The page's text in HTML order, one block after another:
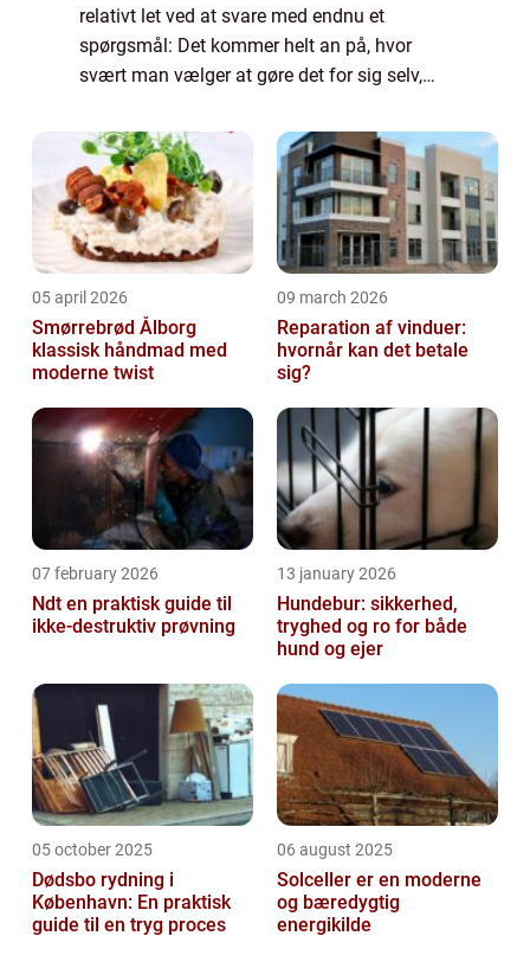
relativt let ved at svare med endnu et
spørgsmål: Det kommer helt an på, hvor
svært man vælger at gøre det for sig selv,
klart, at hvis man går efter en karriere, hvo...
05 april 2026
Smørrebrød Ålborg
klassisk håndmad med
moderne twist
09 march 2026
Reparation af vinduer:
hvornår kan det betale
sig?
07 february 2026
Ndt en praktisk guide til
ikke-destruktiv prøvning
13 january 2026
Hundebur: sikkerhed,
tryghed og ro for både
hund og ejer
05 october 2025
Dødsbo rydning i
København: En praktisk
guide til en tryg proces
06 august 2025
Solceller er en moderne
og bæredygtig
energikilde